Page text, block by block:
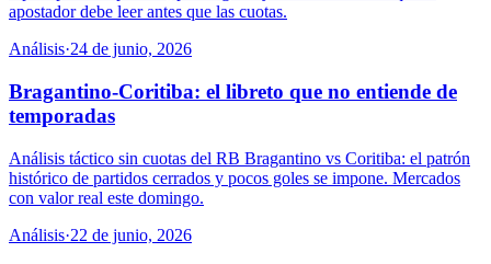
apostador debe leer antes que las cuotas.
Análisis·24 de junio, 2026
Bragantino-Coritiba: el libreto que no entiende de
temporadas
Análisis táctico sin cuotas del RB Bragantino vs Coritiba: el patrón
histórico de partidos cerrados y pocos goles se impone. Mercados
con valor real este domingo.
Análisis·22 de junio, 2026